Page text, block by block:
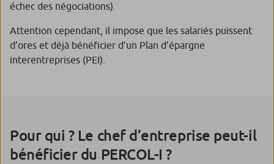
échec des négociations).
Attention cependant, il impose que les salariés puissent
d’ores et déjà bénéficier d’un Plan d’épargne
interentreprises (PEI).
Pour qui ? Le chef d’entreprise peut-il
bénéficier du PERCOL-I ?